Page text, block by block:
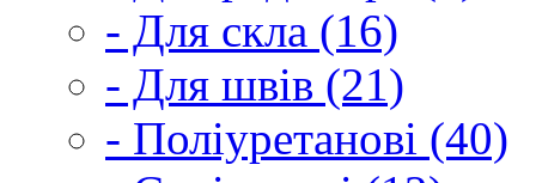
- Для скла (16)
- Для швів (21)
- Поліуретанові (40)